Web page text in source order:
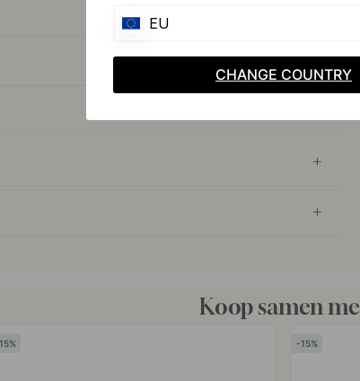
Koop samen
15 15
EU
CHANGE COUNTRY